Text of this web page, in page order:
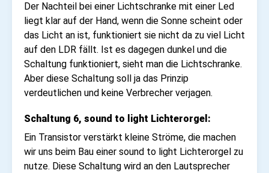
Der Nachteil bei einer Lichtschranke mit einer Led
liegt klar auf der Hand, wenn die Sonne scheint oder
das Licht an ist, funktioniert sie nicht da zu viel Licht
auf den LDR fällt. Ist es dagegen dunkel und die
Schaltung funktioniert, sieht man die Lichtschranke.
Aber diese Schaltung soll ja das Prinzip
verdeutlichen und keine Verbrecher verjagen.
Schaltung 6, sound to light Lichterorgel:
Ein Transistor verstärkt kleine Ströme, die machen
wir uns beim Bau einer sound to light Lichterorgel zu
nutze. Diese Schaltung wird an den Lautsprecher